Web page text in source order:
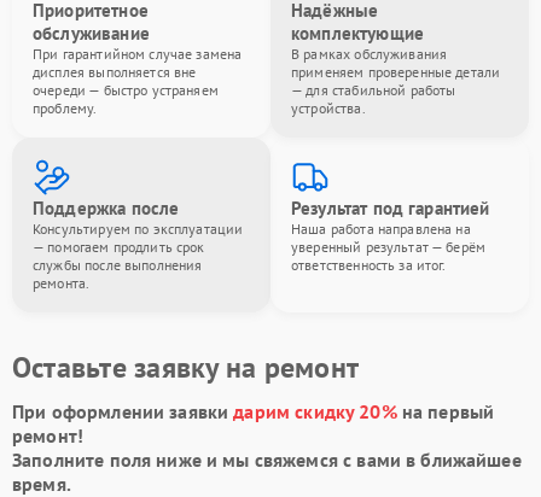
Приоритетное
обслуживание
При гарантийном случае замена
дисплея выполняется вне
очереди — быстро устраняем
проблему.
Надёжные
комплектующие
В рамках обслуживания
применяем проверенные детали
— для стабильной работы
устройства.
Поддержка после
Консультируем по эксплуатации
— помогаем продлить срок
службы после выполнения
ремонта.
Результат под гарантией
Наша работа направлена на
уверенный результат — берём
ответственность за итог.
Оставьте заявку на ремонт
При оформлении заявкидарим скидку 20%на первый
ремонт!
Заполните поля ниже и мы свяжемся с вами в ближайшее
время.